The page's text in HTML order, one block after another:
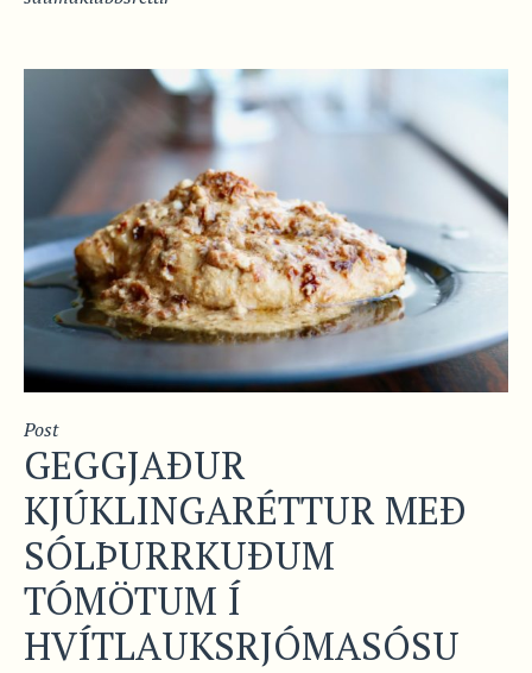
Post
GEGGJAÐUR
KJÚKLINGARÉTTUR MEÐ
SÓLÞURRKUÐUM
TÓMÖTUM Í
HVÍTLAUKSRJÓMASÓSU